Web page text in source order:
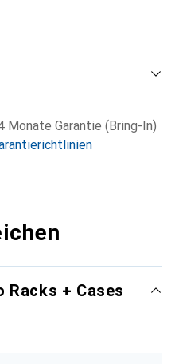
Monate Garantie (Bring-In)
Racks + Cases